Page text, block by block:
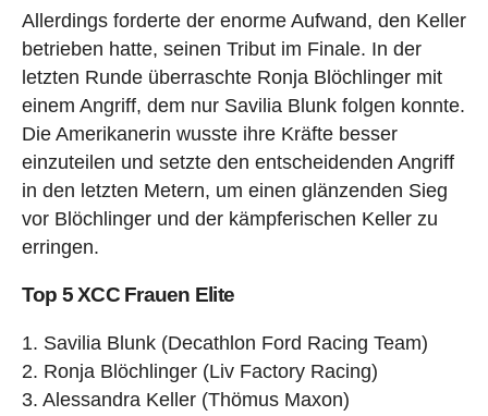
Allerdings forderte der enorme Aufwand, den Keller
betrieben hatte, seinen Tribut im Finale. In der
letzten Runde überraschte Ronja Blöchlinger mit
einem Angriff, dem nur Savilia Blunk folgen konnte.
Die Amerikanerin wusste ihre Kräfte besser
einzuteilen und setzte den entscheidenden Angriff
in den letzten Metern, um einen glänzenden Sieg
vor Blöchlinger und der kämpferischen Keller zu
erringen.
Top 5 XCC Frauen Elite
1. Savilia Blunk (Decathlon Ford Racing Team)
2. Ronja Blöchlinger (Liv Factory Racing)
3. Alessandra Keller (Thömus Maxon)